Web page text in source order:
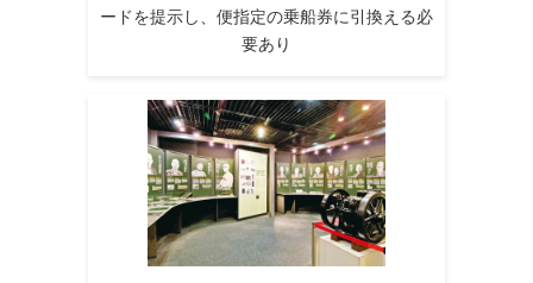
ードを提示し、便指定の乗船券に引換える必
要あり